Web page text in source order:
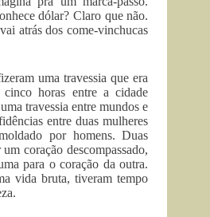
dólar? Claro que não.
atrás dos come-vinchucas
uma travessia que era
horas entre a cidade
travessia entre mundos e
entre duas mulheres
por homens. Duas
coração descompassado,
para o coração da outra.
vida bruta, tiveram tempo